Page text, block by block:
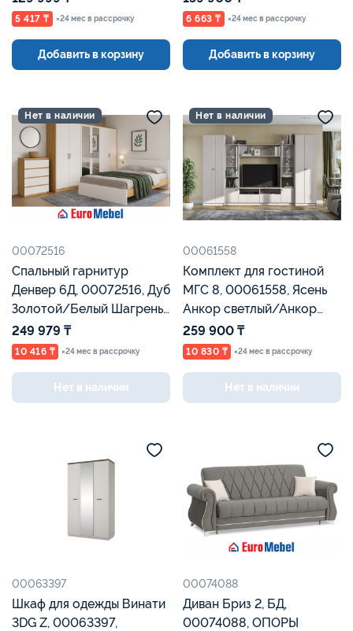
5 417 ₸ ×24 мес в рассрочку
Добавить в корзину
6 663 ₸ ×24 мес в рассрочку
Добавить в корзину
Нет в наличии
00072516
Спальный гарнитур
Денвер 6Д, 00072516, Дуб
Золотой/Белый Шагрень,
Евромебель
249 979 ₸
10 416 ₸ ×24 мес в рассрочку
Нет в наличии
Нет в наличии
00061558
Комплект для гостиной
МГС 8, 00061558, Ясень
Анкор светлый/Анкор
светлый, Евромебель
259 900 ₸
10 830 ₸ ×24 мес в рассрочку
Нет в наличии
00063397
Шкаф для одежды Винати
3DG Z, 00063397,
00074088
Диван Бриз 2, БД,
00074088, ОПОРЫ